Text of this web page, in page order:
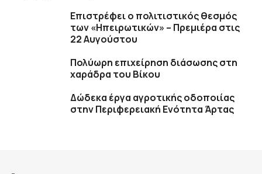
Επιστρέφει ο πολιτιστικός θεσμός
των «Ηπειρωτικών» – Πρεμιέρα στις
22 Αυγούστου
Πολύωρη επιχείρηση διάσωσης στη
χαράδρα του Βίκου
Δώδεκα έργα αγροτικής οδοποιίας
στην Περιφερειακή Ενότητα Άρτας